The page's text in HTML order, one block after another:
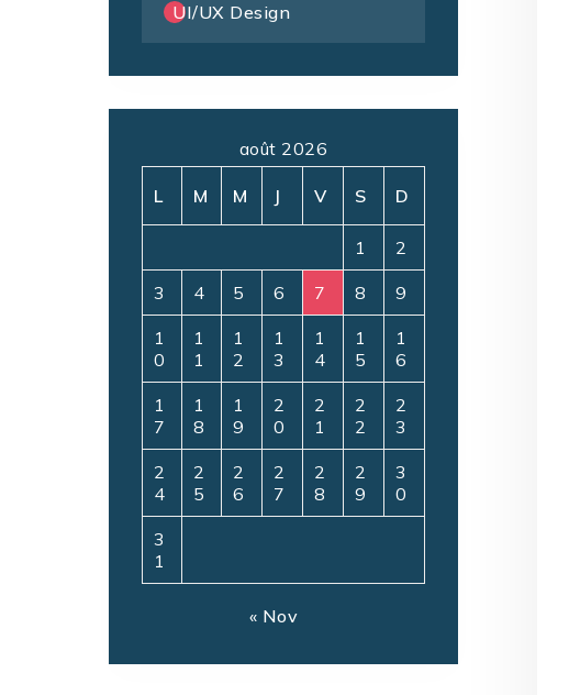
UI/UX Design
août 2026
L M M J V S D
1 2
3 4 5 6 7 8 9
1
0
1
1
1
2
1
3
1
4
1
5
1
6
1
7
1
8
1
9
2
0
2
1
2
2
2
3
2
4
2
5
2
6
2
7
2
8
2
9
3
0
3
1
« Nov